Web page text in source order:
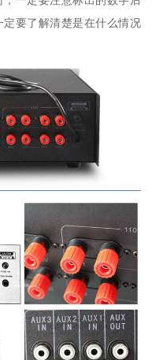
要了解清楚是在什么情况